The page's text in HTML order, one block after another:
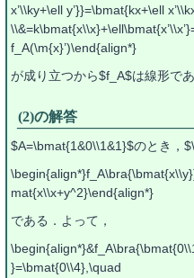
x’\\ky+\ell y’}}=\bmat{kx+\ell
f_A(\m{x}’)\end{align*}
が成り立つから$f_A$は線形であ
(2)の解答
$A=\bmat{1&0\\1&1}$のとき，
mat{x\\x+y^2}\end{align*}
である．よって，
}=\bmat{0\\4},\quad